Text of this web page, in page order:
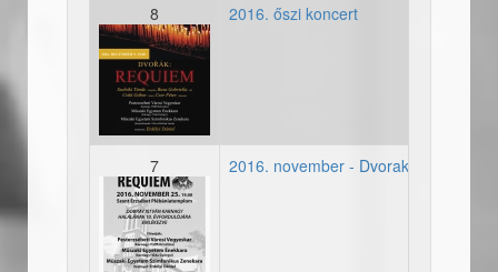
8
2016_12_09-plakat.jpg
2016. őszi koncert
7
2016-11-25_plakat.jpg
2016. november - Dvorak Requiem